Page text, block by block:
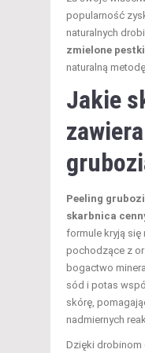
popularność
naturalnych
zmielone
naturalną
Jakie
Peeling
skarbnica
formule kryją się
pochodzące z
bogactwo
sód i potas
skórę,
nadmiernych
Dzięki drobinom